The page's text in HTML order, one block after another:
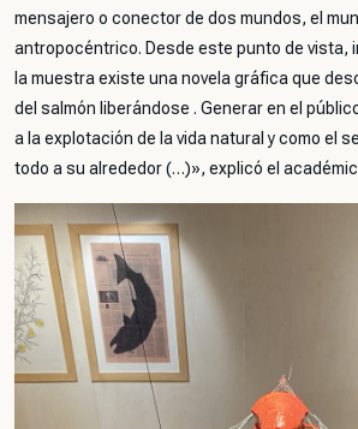
mensajero o conector de dos mundos, el
antropocéntrico. Desde este punto de vista,
la muestra existe una novela gráfica que
del salmón liberándose . Generar en el
a la explotación de la vida natural y como el
todo a su alrededor (…)», explicó el